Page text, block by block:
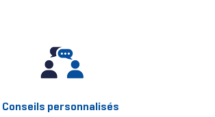
Conseils personnalisés